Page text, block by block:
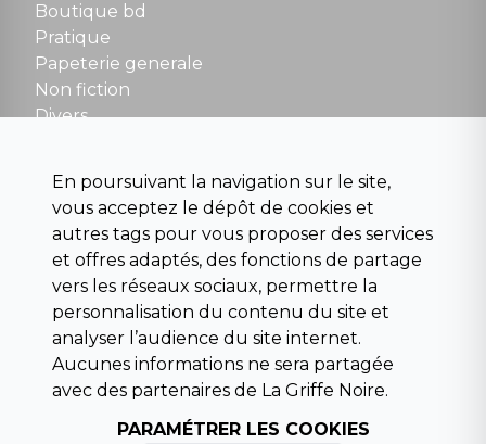
NOUS CONTACTER
contact@la-griffe-noire.com
Boutique bd
Pratique
Papeterie generale
Non fiction
Divers
Para scolaire
Histoire
Pochoteque
Pleiade
INFORMATIONS
Droit de rétractation
Conditions générales de vente
En poursuivant la navigation sur le site,
vous acceptez le dépôt de cookies et
autres tags pour vous proposer des services
et offres adaptés, des fonctions de partage
vers les réseaux sociaux, permettre la
personnalisation du contenu du site et
analyser l’audience du site internet.
Aucunes informations ne sera partagée
avec des partenaires de La Griffe Noire.
PARAMÉTRER LES COOKIES